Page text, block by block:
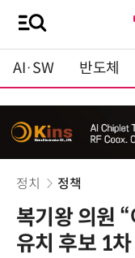
AI·SW 반도체
정치 정책
복기왕 의원
유치 후보 1